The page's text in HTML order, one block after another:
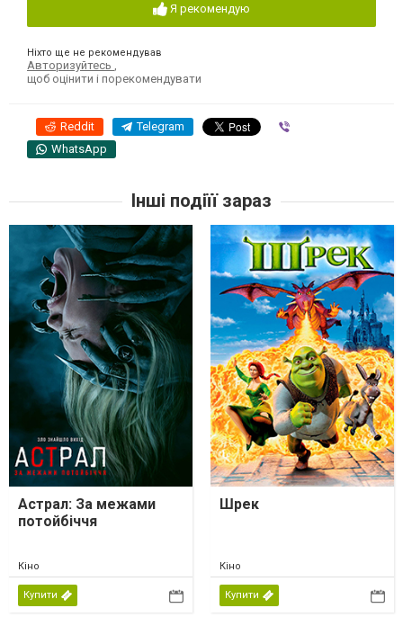
Я рекомендую
Ніхто ще не рекомендував
Авторизуйтесь ,
щоб оцінити і порекомендувати
Reddit Telegram
WhatsApp
Інші подіїї зараз
Астрал: За межами
потойбіччя
Кіно
Купити
Шрек
Кіно
Купити